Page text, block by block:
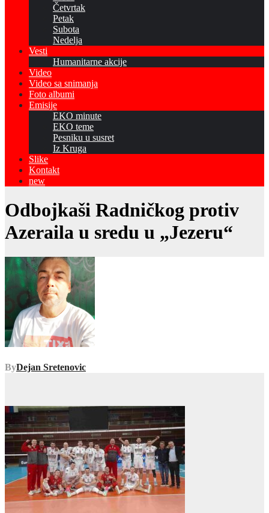
Četvrtak
Petak
Subota
Nedelja
Vesti
Humanitarne akcije
Video
Video sa snimanja
Foto albumi
Emisije
EKO minute
EKO teme
Pesniku u susret
Iz Kruga
Slike
Kontakt
new
Odbojkaši Radničkog protiv
Azeraila u sredu u „Jezeru“
ByDejan Sretenovic